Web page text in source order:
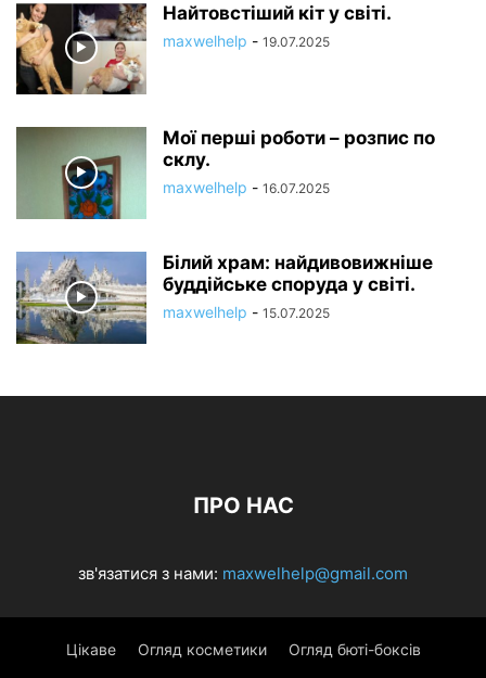
Найтовстіший кіт у світі.
maxwelhelp - 19.07.2025
Мої перші роботи – розпис по
склу.
maxwelhelp - 16.07.2025
Білий храм: найдивовижніше
буддійське споруда у світі.
maxwelhelp - 15.07.2025
ПРО НАС
зв'язатися з нами: maxwelhelp@gmail.com
Цікаве Огляд косметики Огляд бюті-боксів